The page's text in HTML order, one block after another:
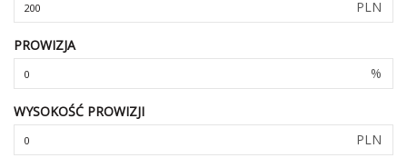
PLN
PROWIZJA
%
WYSOKOŚĆ PROWIZJI
PLN